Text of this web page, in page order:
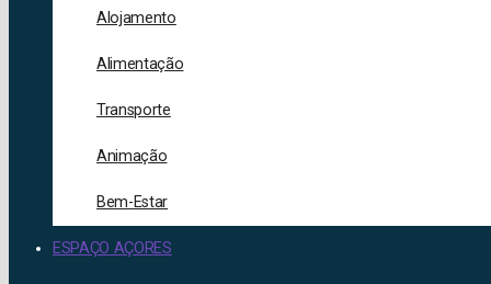
Alojamento
Alimentação
Transporte
Animação
Bem-Estar
ESPAÇO AÇORES